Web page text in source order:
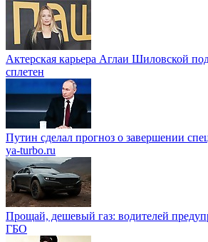
Актерская карьера Аглаи Шиловской
сплетен
Путин сделал прогноз о завершении
ya-turbo.ru
Прощай, дешевый газ: водителей
ГБО